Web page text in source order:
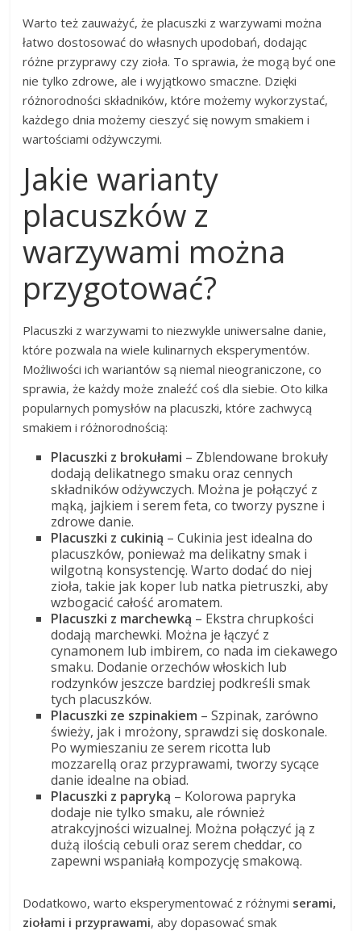
Warto też zauważyć, że placuszki z warzywami można
łatwo dostosować do własnych upodobań, dodając
różne przyprawy czy zioła. To sprawia, że mogą być one
nie tylko zdrowe, ale i wyjątkowo smaczne. Dzięki
różnorodności składników, które możemy wykorzystać,
każdego dnia możemy cieszyć się nowym smakiem i
wartościami odżywczymi.
Jakie warianty
placuszków z
warzywami można
przygotować?
Placuszki z warzywami to niezwykle uniwersalne danie,
które pozwala na wiele kulinarnych eksperymentów.
Możliwości ich wariantów są niemal nieograniczone, co
sprawia, że każdy może znaleźć coś dla siebie. Oto kilka
popularnych pomysłów na placuszki, które zachwycą
smakiem i różnorodnością:
Placuszki z brokułami – Zblendowane brokuły
dodają delikatnego smaku oraz cennych
składników odżywczych. Można je połączyć z
mąką, jajkiem i serem feta, co tworzy pyszne i
zdrowe danie.
Placuszki z cukinią – Cukinia jest idealna do
placuszków, ponieważ ma delikatny smak i
wilgotną konsystencję. Warto dodać do niej
zioła, takie jak koper lub natka pietruszki, aby
wzbogacić całość aromatem.
Placuszki z marchewką – Ekstra chrupkości
dodają marchewki. Można je łączyć z
cynamonem lub imbirem, co nada im ciekawego
smaku. Dodanie orzechów włoskich lub
rodzynków jeszcze bardziej podkreśli smak
tych placuszków.
Placuszki ze szpinakiem – Szpinak, zarówno
świeży, jak i mrożony, sprawdzi się doskonale.
Po wymieszaniu ze serem ricotta lub
mozzarellą oraz przyprawami, tworzy sycące
danie idealne na obiad.
Placuszki z papryką – Kolorowa papryka
dodaje nie tylko smaku, ale również
atrakcyjności wizualnej. Można połączyć ją z
dużą ilością cebuli oraz serem cheddar, co
zapewni wspaniałą kompozycję smakową.
Dodatkowo, warto eksperymentować z różnymi serami,
ziołami i przyprawami, aby dopasować smak